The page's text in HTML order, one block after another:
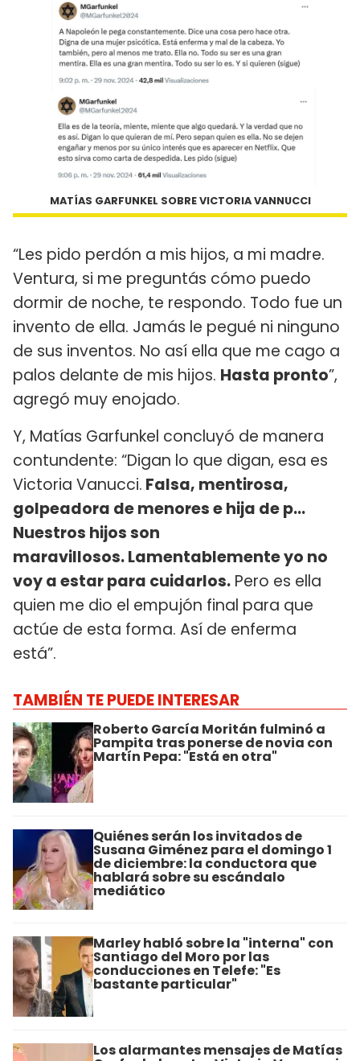
MATÍAS GARFUNKEL SOBRE VICTORIA VANNUCCI
“Les pido perdón a mis hijos, a mi madre.
Ventura, si me preguntás cómo puedo
dormir de noche, te respondo. Todo fue un
invento de ella. Jamás le pegué ni ninguno
de sus inventos. No así ella que me cago a
palos delante de mis hijos. Hasta pronto”,
agregó muy enojado.
Y, Matías Garfunkel concluyó de manera
contundente: “Digan lo que digan, esa es
Victoria Vanucci. Falsa, mentirosa,
golpeadora de menores e hija de p...
Nuestros hijos son
maravillosos. Lamentablemente yo no
voy a estar para cuidarlos. Pero es ella
quien me dio el empujón final para que
actúe de esta forma. Así de enferma
está”.
TAMBIÉN TE PUEDE INTERESAR
Roberto García Moritán fulminó a
Pampita tras ponerse de novia con
Martín Pepa: "Está en otra"
Quiénes serán los invitados de
Susana Giménez para el domingo 1
de diciembre: la conductora que
hablará sobre su escándalo
mediático
Marley habló sobre la "interna" con
Santiago del Moro por las
conducciones en Telefe: "Es
bastante particular"
Los alarmantes mensajes de Matías